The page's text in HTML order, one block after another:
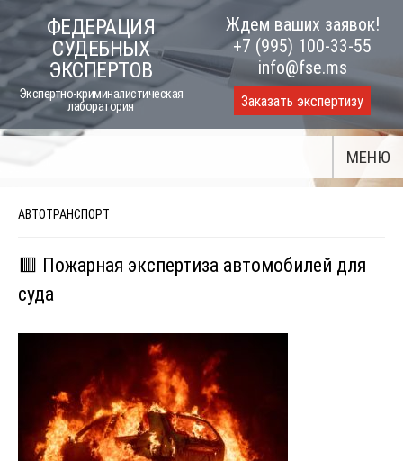
to
content
ФЕДЕРАЦИЯ
СУДЕБНЫХ
ЭКСПЕРТОВ
Экспертно-криминалистическая
лаборатория
Ждем ваших заявок!
+7 (995) 100-33-55
info@fse.ms
Заказать экспертизу
МЕНЮ
АВТОТРАНСПОРТ
🟥 Пожарная экспертиза автомобилей для
суда